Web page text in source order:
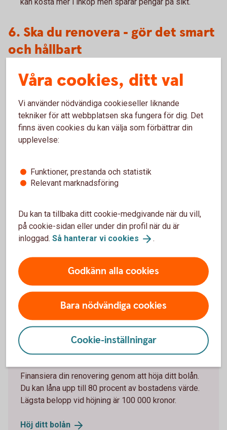
6. Ska du renovera - gör det smart
och hållbart
Att flytta till hus innebär ofta en längtan efter att sätta sin
egen prägel på hemmet. Kanske vill du fräscha upp ytskikt,
fundera på vilka åtgärder som höjer värdet och vilka som
mest handlar om personlig smak. Köket och badrummet är
exempel på investeringar som ofta lönar sig.
Arturo Arques
Privatekonom
Låna till renovering - höj ditt
bolån
Finansiera din renovering genom att höja ditt bolån.
Du kan låna upp till 80 procent av bostadens värde.
Lägsta belopp vid höjning är 100 000 kronor.
Höj ditt bolån
Våra cookies, ditt val
Vi använder nödvändiga cookieseller liknande
tekniker för att webbplatsen ska fungera för dig. Det
finns även cookies du kan välja som förbättrar din
upplevelse:
Funktioner, prestanda och statistik
Relevant marknadsföring
Du kan ta tillbaka ditt cookie-medgivande när du vill,
på cookie-sidan eller under din profil när du är
inloggad. Så hanterar vi cookies .
Godkänn alla cookies
Bara nödvändiga cookies
Cookie-inställningar